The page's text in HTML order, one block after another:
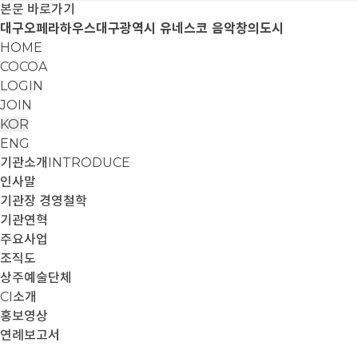
본문 바로가기
대구오페라하우스대구광역시 유네스코 음악창의도시
HOME
COCOA
LOGIN
JOIN
KOR
ENG
기관소개 INTRODUCE
인사말
기관장 경영철학
기관연혁
주요사업
조직도
상주예술단체
CI소개
홍보영상
연례보고서